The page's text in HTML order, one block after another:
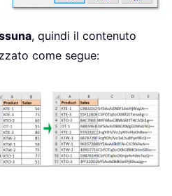
, quindi il contenuto
come segue: